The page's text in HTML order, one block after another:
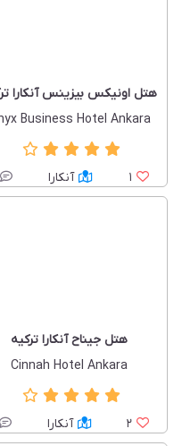
هتل اونیکس بیزینس آنکارا
Business Hotel Ankara
1 آنکارا
هتل جیناح آنکارا ترکیه
Cinnah Hotel Ankara
2 آنکارا